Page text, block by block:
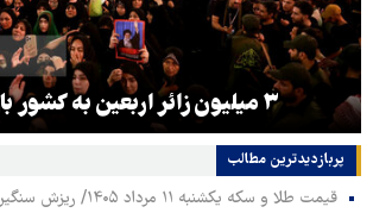
۳ میلیون زائر اربعین به کشور بازگشتند
پربازدیدترین‌ مطالب
قیمت طلا و سکه یکشنبه ۱۱ مرداد ۱۴۰۵/ ریزش سنگین سکه امامی